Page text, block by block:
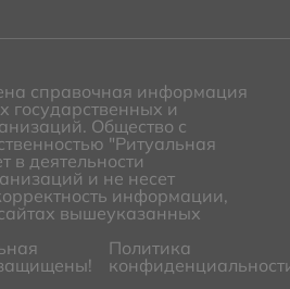
справочная информация
государственных и
Общество с
"Ритуальная
в деятельности
и не несет
информации,
вышеуказанных
Политика